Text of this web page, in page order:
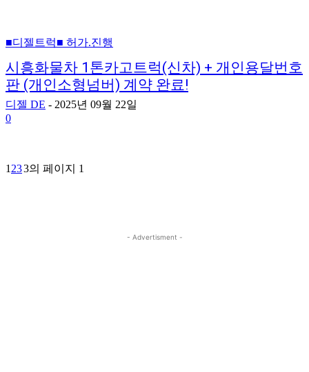
■디젤트럭■ 허가.진행
시흥화물차 1톤카고트럭(신차) + 개인용달번호
판 (개인소형넘버) 계약 완료!
디젤 DE - 2025년 09월 22일
0
1 233의 페이지 1
- Advertisment -